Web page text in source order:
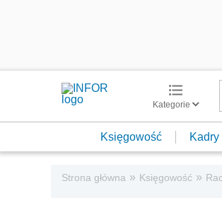
Kategorie
Księgowość Kadry
Strona główna » Księgowość »